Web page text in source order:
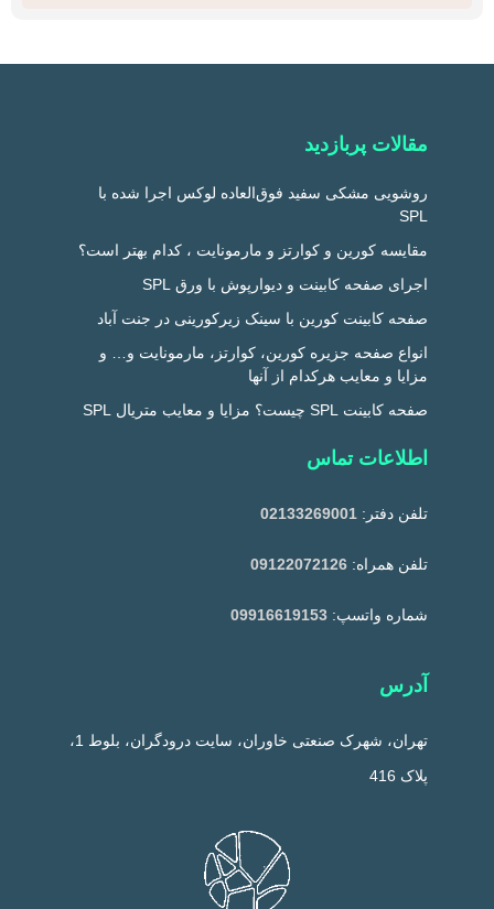
مقالات پربازدید
روشویی مشکی سفید فوق‌العاده لوکس اجرا شده با
SPL
مقایسه کورین و کوارتز و مارمونایت ، کدام بهتر است؟
اجرای صفحه کابینت و دیوارپوش با ورق SPL
صفحه کابینت کورین با سینک زیرکورینی در جنت آباد
انواع صفحه جزیره کورین، کوارتز، مارمونایت و… و
مزایا و معایب هرکدام از آنها
صفحه کابینت SPL چیست؟ مزایا و معایب متریال SPL
اطلاعات تماس
تلفن دفتر: 02133269001
تلفن همراه: 09122072126
شماره واتسپ: 09916619153
آدرس
تهران، شهرک صنعتی خاوران، سایت درودگران، بلوط 1،
پلاک 416